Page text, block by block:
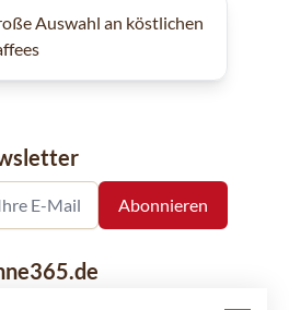
Auswahl an köstlichen